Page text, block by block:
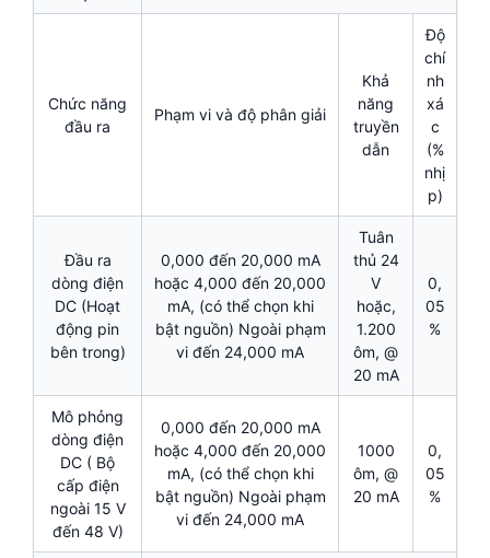
Chức năng
đầu ra
Phạm vi và độ phân giải
Khả
năng
truyền
dẫn
Độ
chí
nh
xá
c
(%
nhị
p)
Đầu ra
dòng điện
DC (Hoạt
động pin
bên trong)
0,000 đến 20,000 mA
hoặc 4,000 đến 20,000
mA, (có thể chọn khi
bật nguồn) Ngoài phạm
vi đến 24,000 mA
Tuân
thủ 24
V
hoặc,
1.200
ôm, @
20 mA
0,
05
%
Mô phỏng
dòng điện
DC ( Bộ
cấp điện
ngoài 15 V
đến 48 V)
0,000 đến 20,000 mA
hoặc 4,000 đến 20,000
mA, (có thể chọn khi
bật nguồn) Ngoài phạm
vi đến 24,000 mA
1000
ôm, @
20 mA
0,
05
%